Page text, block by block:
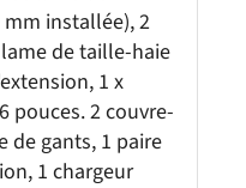
installée), 2
de taille-haie
1 x
pouces. 2 couvre-
de gants, 1 paire
1 chargeur